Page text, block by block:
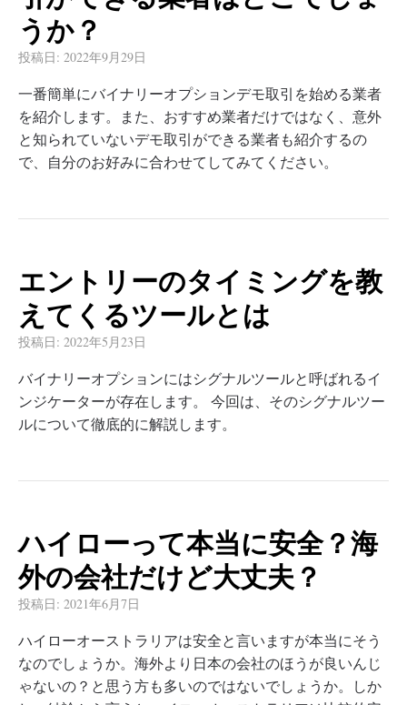
うか？
投稿日: 2022年9月29日
一番簡単にバイナリーオプションデモ取引を始める業者
を紹介します。また、おすすめ業者だけではなく、意外
と知られていないデモ取引ができる業者も紹介するの
で、自分のお好みに合わせてしてみてください。
エントリーのタイミングを教
えてくるツールとは
投稿日: 2022年5月23日
バイナリーオプションにはシグナルツールと呼ばれるイ
ンジケーターが存在します。 今回は、そのシグナルツー
ルについて徹底的に解説します。
ハイローって本当に安全？海
外の会社だけど大丈夫？
投稿日: 2021年6月7日
ハイローオーストラリアは安全と言いますが本当にそう
なのでしょうか。海外より日本の会社のほうが良いんじ
ゃないの？と思う方も多いのではないでしょうか。しか